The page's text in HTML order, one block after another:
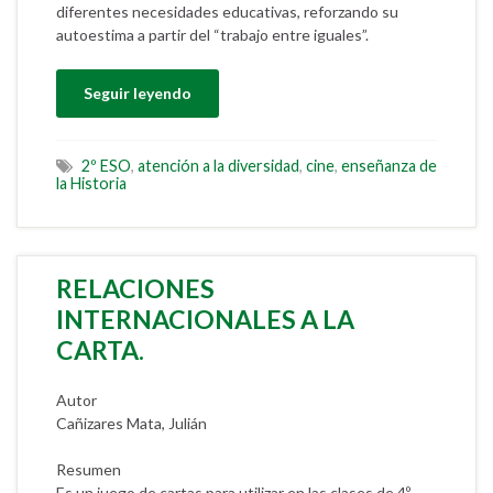
diferentes necesidades educativas, reforzando su
autoestima a partir del “trabajo entre iguales”.
Seguir leyendo
2º ESO, atención a la diversidad, cine, enseñanza de
la Historia
RELACIONES
INTERNACIONALES A LA
CARTA.
Autor
Cañizares Mata, Julián
Resumen